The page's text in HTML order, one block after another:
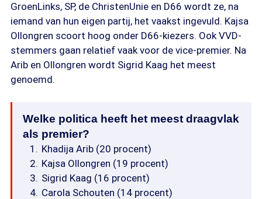
GroenLinks, SP, de ChristenUnie en D66 wordt ze, na
iemand van hun eigen partij, het vaakst ingevuld. Kajsa
Ollongren scoort hoog onder D66-kiezers. Ook VVD-
stemmers gaan relatief vaak voor de vice-premier. Na
Arib en Ollongren wordt Sigrid Kaag het meest
genoemd.
Welke politica heeft het meest draagvlak
als premier?
Khadija Arib (20 procent)
Kajsa Ollongren (19 procent)
Sigrid Kaag (16 procent)
Carola Schouten (14 procent)